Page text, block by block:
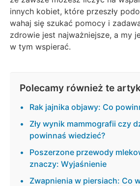
innych kobiet, które przeszły
wahaj się szukać pomocy i
zdrowie jest najważniejsze, a my
w tym wspierać.
Polecamy również te
Rak jajnika objawy: Co
Zły wynik mammografii czy
powinnaś wiedzieć?
Poszerzone przewody
znaczy: Wyjaśnienie
Zwapnienia w piersiach: Co